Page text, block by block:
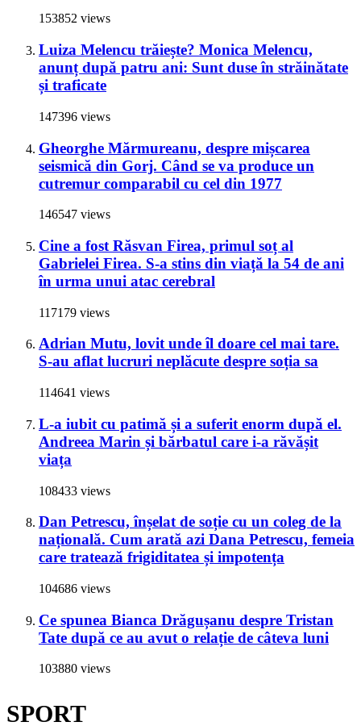
153852 views
Luiza Melencu trăiește? Monica Melencu,
anunț după patru ani: Sunt duse în străinătate
și traficate
147396 views
Gheorghe Mărmureanu, despre mișcarea
seismică din Gorj. Când se va produce un
cutremur comparabil cu cel din 1977
146547 views
Cine a fost Răsvan Firea, primul soț al
Gabrielei Firea. S-a stins din viață la 54 de ani
în urma unui atac cerebral
117179 views
Adrian Mutu, lovit unde îl doare cel mai tare.
S-au aflat lucruri neplăcute despre soția sa
114641 views
L-a iubit cu patimă și a suferit enorm după el.
Andreea Marin și bărbatul care i-a răvășit
viața
108433 views
Dan Petrescu, înșelat de soție cu un coleg de la
națională. Cum arată azi Dana Petrescu, femeia
care tratează frigiditatea și impotența
104686 views
Ce spunea Bianca Drăgușanu despre Tristan
Tate după ce au avut o relație de câteva luni
103880 views
SPORT